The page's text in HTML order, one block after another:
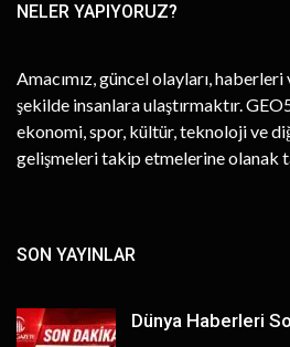
NELER YAPIYORUZ?
Amacımız, güncel olayları,
şekilde insanlara ulaştırmaktır.
ekonomi, spor, kültür, teknoloji ve
gelişmeleri takip etmelerine olanak
SON YAYINLAR
Dünya Haberleri